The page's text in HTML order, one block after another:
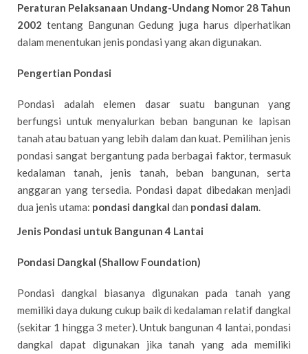
Peraturan Pelaksanaan Undang-Undang Nomor 28 Tahun
2002 tentang Bangunan Gedung juga harus diperhatikan
dalam menentukan jenis pondasi yang akan digunakan.
Pengertian Pondasi
Pondasi adalah elemen dasar suatu bangunan yang
berfungsi untuk menyalurkan beban bangunan ke lapisan
tanah atau batuan yang lebih dalam dan kuat. Pemilihan jenis
pondasi sangat bergantung pada berbagai faktor, termasuk
kedalaman tanah, jenis tanah, beban bangunan, serta
anggaran yang tersedia. Pondasi dapat dibedakan menjadi
dua jenis utama: pondasi dangkal dan pondasi dalam.
Jenis Pondasi untuk Bangunan 4 Lantai
Pondasi Dangkal (Shallow Foundation)
Pondasi dangkal biasanya digunakan pada tanah yang
memiliki daya dukung cukup baik di kedalaman relatif dangkal
(sekitar 1 hingga 3 meter). Untuk bangunan 4 lantai, pondasi
dangkal dapat digunakan jika tanah yang ada memiliki